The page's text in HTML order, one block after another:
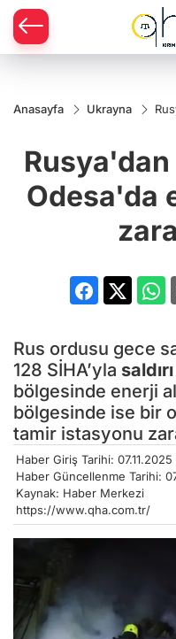
Anasayfa Ukrayna
Rusya'dan
Odesa'da
Rus ordusu gece
128 SİHA’yla saldırı
bölgesinde enerji
bölgesinde ise bir
tamir istasyonu
Haber Giriş Tarihi: 07.11.2025
Haber Güncellenme Tarihi:
Kaynak: Haber Merkezi
https://www.qha.com.tr/